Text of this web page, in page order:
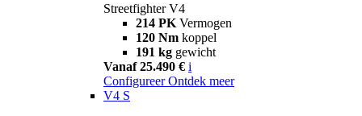
Streetfighter V4
214 PK Vermogen
120 Nm koppel
191 kg gewicht
Vanaf 25.490 € i
Configureer Ontdek meer
V4 S